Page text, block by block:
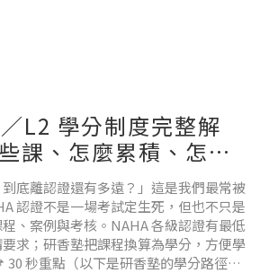
【點我報名】
L2 學分制度完整解
課、怎麼累積、怎麼
底離認證還有多遠？」這是我們最常被
認證不是一場考試定生死，但也不只是
、案例與考核。NAHA 各級認證有最低
求；研香塾把課程換算為學分，方便學
30 秒重點（以下是研香塾的學分路徑，